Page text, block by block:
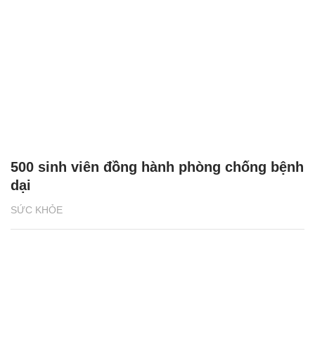
SỨC KHỎE
500 sinh viên đồng hành phòng chống bệnh
dại